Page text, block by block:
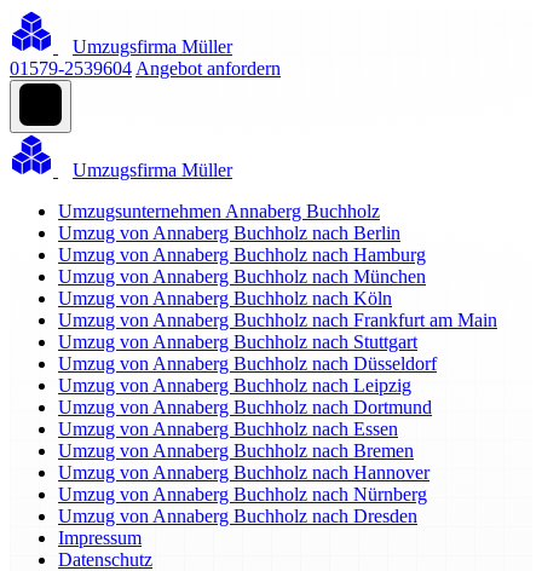
Umzugsfirma Müller
01579-2539604 Angebot anfordern
Umzugsfirma Müller
Umzugsunternehmen Annaberg Buchholz
Umzug von Annaberg Buchholz nach Berlin
Umzug von Annaberg Buchholz nach Hamburg
Umzug von Annaberg Buchholz nach München
Umzug von Annaberg Buchholz nach Köln
Umzug von Annaberg Buchholz nach Frankfurt am Main
Umzug von Annaberg Buchholz nach Stuttgart
Umzug von Annaberg Buchholz nach Düsseldorf
Umzug von Annaberg Buchholz nach Leipzig
Umzug von Annaberg Buchholz nach Dortmund
Umzug von Annaberg Buchholz nach Essen
Umzug von Annaberg Buchholz nach Bremen
Umzug von Annaberg Buchholz nach Hannover
Umzug von Annaberg Buchholz nach Nürnberg
Umzug von Annaberg Buchholz nach Dresden
Impressum
Datenschutz